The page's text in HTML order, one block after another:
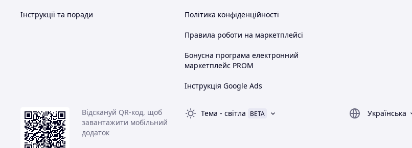
Інструкції та поради Політика конфіденційності
Правила роботи на маркетплейсі
Бонусна програма електронний
маркетплейс PROM
Інструкція Google Ads
Відскануй QR-код, щоб
завантажити мобільний
додаток
Тема - світла BETA
Українська